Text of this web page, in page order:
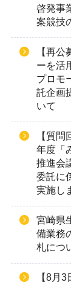
啓発事
案競技
【再公
ーを活
プロモ
託企画
いて
【質
年度「
推進会
委託に
実施し
宮崎県
備業務
札につ
【8月